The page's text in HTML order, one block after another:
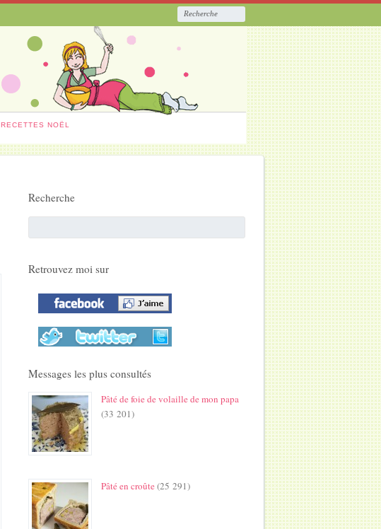
RECETTES NOËL
Recherche
Retrouvez moi sur
Messages les plus consultés
Pâté de foie de volaille de mon papa
(33 201)
Pâté en croûte(25 291)